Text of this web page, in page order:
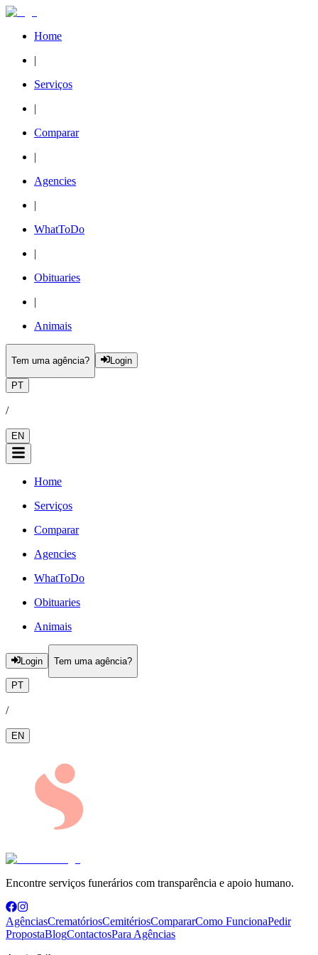
Home
|
Serviços
|
Comparar
|
Agencies
|
WhatToDo
|
Obituaries
|
Animais
Tem uma agência? Login
PT
/
EN
Home
Serviços
Comparar
Agencies
WhatToDo
Obituaries
Animais
Login Tem uma agência?
PT
/
EN
Encontre serviços funerários com transparência e apoio humano.
AgênciasCrematóriosCemitériosCompararComo FuncionaPedir
PropostaBlogContactosPara Agências